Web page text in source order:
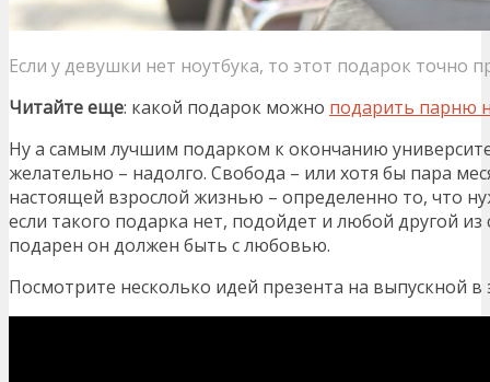
Если у девушки нет ноутбука, то этот подарок точно
Читайте еще: какой подарок можно подарить парню
Ну а самым лучшим подарком к окончанию
желательно – надолго. Свобода – или хотя бы пара
настоящей взрослой жизнью – определенно то, что
если такого подарка нет, подойдет и любой другой
подарен он должен быть с любовью.
Посмотрите несколько идей презента на выпускной в